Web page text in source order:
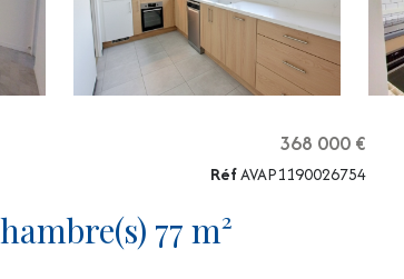
Appartement 3 pièce(s) 2 chambre(s) 77 m²
368 000 €
RéfAVAP1190026754